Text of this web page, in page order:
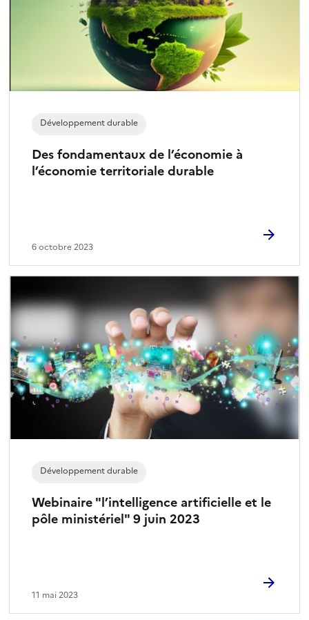
Des fondamentaux de l’économie à
l’économie territoriale durable
Développement durable
6 octobre 2023
Webinaire "l’intelligence artificielle et le
pôle ministériel" 9 juin 2023
Développement durable
11 mai 2023